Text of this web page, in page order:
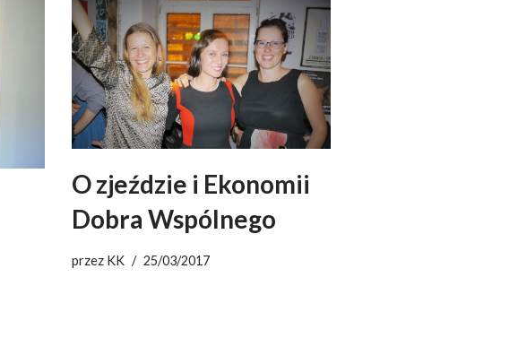
O zjeździe i Ekonomii
Dobra Wspólnego
przez KK 25/03/2017